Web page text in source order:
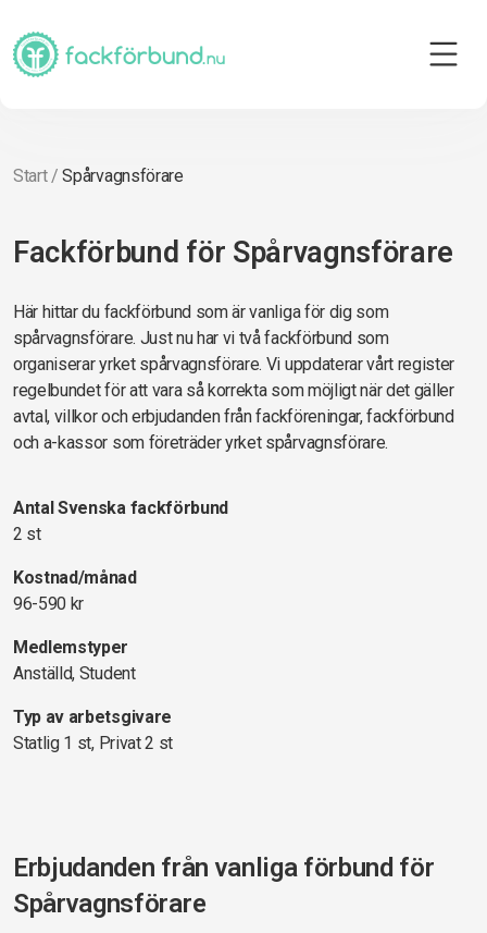
Start/Spårvagnsförare
Fackförbund för Spårvagnsförare
Här hittar du fackförbund som är vanliga för dig som
spårvagnsförare. Just nu har vi två fackförbund som
organiserar yrket spårvagnsförare. Vi uppdaterar vårt register
regelbundet för att vara så korrekta som möjligt när det gäller
avtal, villkor och erbjudanden från fackföreningar, fackförbund
och a-kassor som företräder yrket spårvagnsförare.
Antal Svenska fackförbund
2 st
Kostnad/månad
96-590 kr
Medlemstyper
Anställd, Student
Typ av arbetsgivare
Statlig 1 st, Privat 2 st
Erbjudanden från vanliga förbund för
Spårvagnsförare